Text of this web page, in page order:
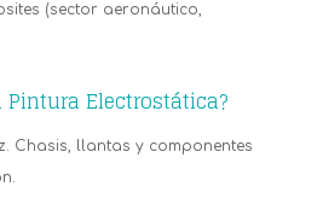
(sector aeronáutico,
Pintura Electrostática?
Chasis, llantas y componentes